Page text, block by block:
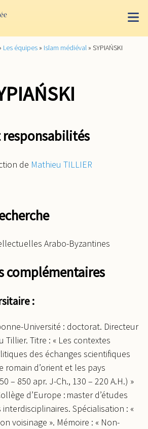
Les équipes » Islam médiéval » SYPIAŃSKI
de Mathieu TILLIER
Arabo-Byzantines
complémentaires
:
Université : doctorat. Directeur
Tillier. Titre : « Les contextes
des échanges scientifiques
romain d’orient et les pays
– 850 apr. J-Ch., 130 – 220 A.H.) »
d’Europe : master d’études
Spécialisation : «
voisinage ». Mémoire : « Non-